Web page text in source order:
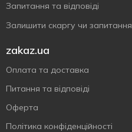
Запитання та відповіді
Залишити скаргу чи запитання
zakaz.ua
Оплата та доставка
Питання та відповіді
Оферта
Політика конфіденційності